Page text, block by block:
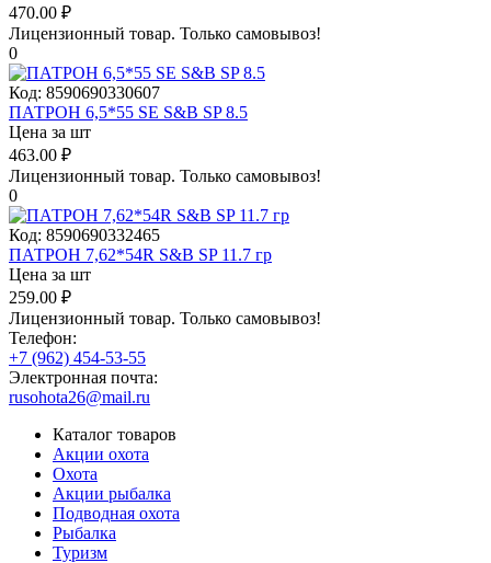
470.00 ₽
Лицензионный товар. Только самовывоз!
0
Код: 8590690330607
ПАТРОН 6,5*55 SE S&B SP 8.5
Цена за шт
463.00 ₽
Лицензионный товар. Только самовывоз!
0
Код: 8590690332465
ПАТРОН 7,62*54R S&B SP 11.7 гр
Цена за шт
259.00 ₽
Лицензионный товар. Только самовывоз!
Телефон:
+7 (962) 454-53-55
Электронная почта:
rusohota26@mail.ru
Каталог товаров
Акции охота
Охота
Акции рыбалка
Подводная охота
Рыбалка
Туризм